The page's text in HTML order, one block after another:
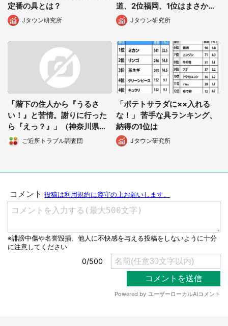
選択する
定番の具とは？
Jタウン研究所
道、2位福岡、1位はまさか
の... Jタウン研究所
「階下の住人から『うるさ
い！』と苦情。謝りに行った
ら『えっ？』」（神奈川県・
30代主婦）
ご近所トラブル調査団
「ポテトサラダに××入れる
な！」 苦手な具ランキング、
納得の1位は
Jタウン研究所